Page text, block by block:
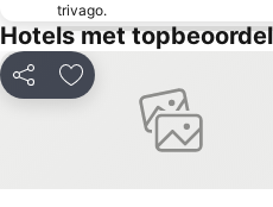
de Petit-Fort-Philippe
Provinzialdomäne Raversijde
Promenade de Haan
Kasteel van Loppem
trivago.
Hotels met
Delen Toevoegen aan